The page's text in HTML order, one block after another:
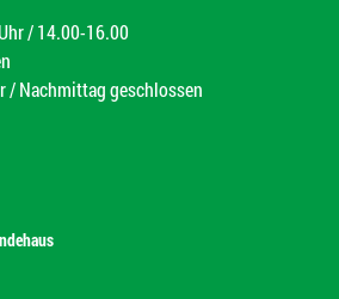
/ 14.00-16.00
/ Nachmittag geschlossen